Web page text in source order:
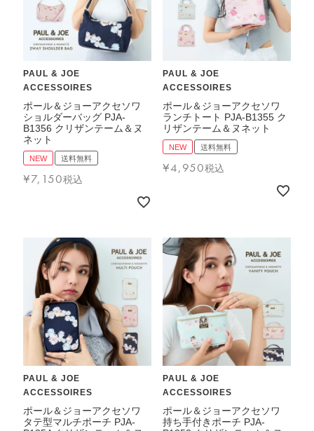
PAUL & JOE
ACCESSOIRES
ポール＆ジョーアクセソワ
ショルダーバッグ PJA-
B1356 クリザンテーム＆ヌ
ネット
NEW 送料無料
¥7,150税込
PAUL & JOE
ACCESSOIRES
ポール＆ジョーアクセソワ
ランチトート PJA-B1355 ク
リザンテーム＆ヌネット
NEW 送料無料
¥4,950税込
PAUL & JOE
ACCESSOIRES
ポール＆ジョーアクセソワ
タテ型マルチポーチ PJA-
PAUL & JOE
ACCESSOIRES
ポール＆ジョーアクセソワ
持ち手付きポーチ PJA-